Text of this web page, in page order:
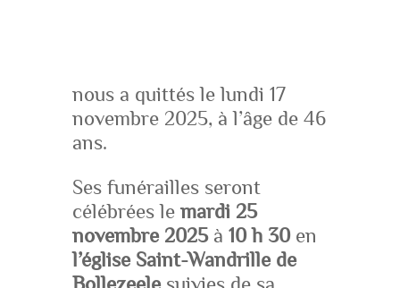
nous a quittés le lundi 17
novembre 2025, à l’âge de 46
ans.
Ses funérailles seront
célébrées le mardi 25
novembre 2025à 10 h 30en
l’église Saint-Wandrille de